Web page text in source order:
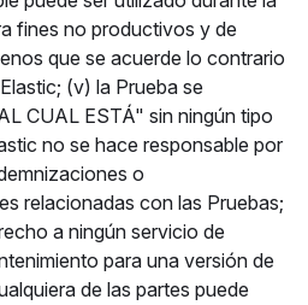
fines no productivos y de
que se acuerde lo contrario
(v) la Prueba se
CUAL ESTÁ" sin ningún tipo
no se hace responsable por
o
relacionadas con las Pruebas;
a ningún servicio de
para una versión de
de las partes puede